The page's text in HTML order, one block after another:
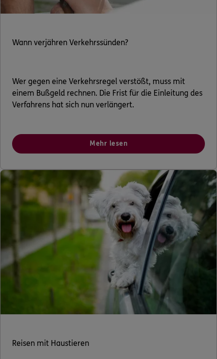
Wann verjähren Verkehrssünden?
Wer gegen eine Verkehrsregel verstößt, muss mit
einem Bußgeld rechnen. Die Frist für die Einleitung des
Verfahrens hat sich nun verlängert.
Mehr lesen
Reisen mit Haustieren